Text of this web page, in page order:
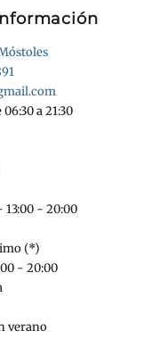
a 21:30
13:00 - 20:00
(*)
- 20:00
verano